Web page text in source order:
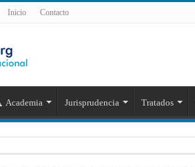
Inicio Contacto
Academia Jurisprudencia Tratados